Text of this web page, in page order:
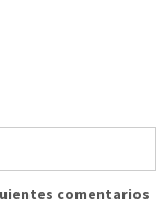
comentarios